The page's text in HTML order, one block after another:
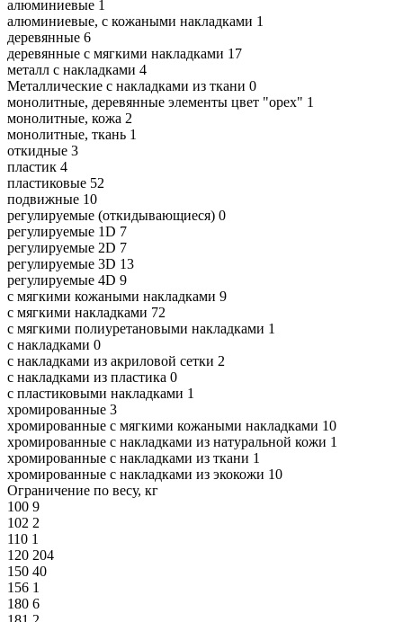
алюминиевые 1
алюминиевые, с кожаными накладками 1
деревянные 6
деревянные с мягкими накладками 17
металл с накладками 4
Металлические с накладками из ткани 0
монолитные, деревянные элементы цвет "орех" 1
монолитные, кожа 2
монолитные, ткань 1
откидные 3
пластик 4
пластиковые 52
подвижные 10
регулируемые (откидывающиеся) 0
регулируемые 1D 7
регулируемые 2D 7
регулируемые 3D 13
регулируемые 4D 9
с мягкими кожаными накладками 9
с мягкими накладками 72
с мягкими полиуретановыми накладками 1
с накладками 0
с накладками из акриловой сетки 2
с накладками из пластика 0
с пластиковыми накладками 1
хромированные 3
хромированные с мягкими кожаными накладками 10
хромированные с накладками из натуральной кожи 1
хромированные с накладками из ткани 1
хромированные с накладками из экокожи 10
Ограничение по весу, кг
100 9
102 2
110 1
120 204
150 40
156 1
180 6